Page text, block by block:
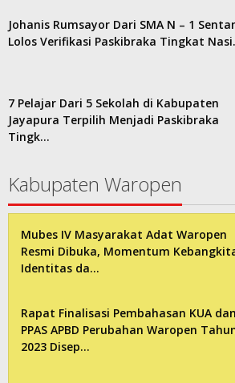
Johanis Rumsayor Dari SMA N – 1
Lolos Verifikasi Paskibraka Tingkat
7 Pelajar Dari 5 Sekolah di Kabupaten
Jayapura Terpilih Menjadi Paskibraka
Tingk…
Kabupaten Waropen
Mubes IV Masyarakat Adat Waropen
Resmi Dibuka, Momentum
Identitas da…
Rapat Finalisasi Pembahasan KUA dan
PPAS APBD Perubahan Waropen
2023 Disep…